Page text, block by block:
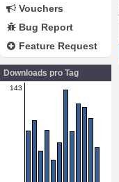
Vouchers
Bug Report
Feature Request
Downloads pro Tag
143